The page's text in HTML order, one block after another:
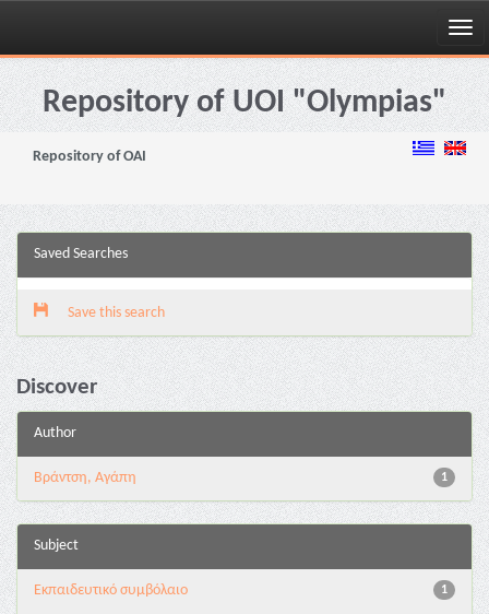
Skip
navigationRepository of UOI "Olympias"
Repository of OAI
Saved Searches
Save this search
Discover
Author
1
Βράντση, Αγάπη
Subject
1
Εκπαιδευτικό συμβόλαιο